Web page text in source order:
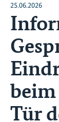
25.06.2026
beim
Tür